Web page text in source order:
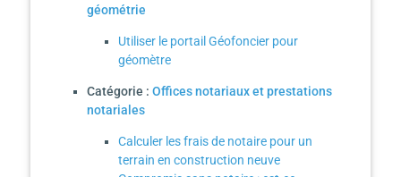
géométrie
Utiliser le portail Géofoncier pour
géomètre
Catégorie : Offices notariaux et prestations
notariales
Calculer les frais de notaire pour un
terrain en construction neuve